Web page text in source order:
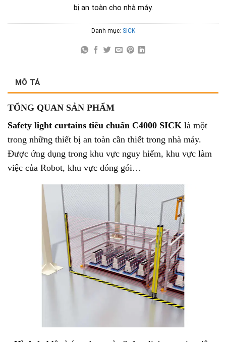
bị an toàn cho nhà máy.
Danh mục: SICK
MÔ TẢ
TỔNG QUAN SẢN PHẨM
Safety light curtains tiêu chuẩn C4000 SICK là một
trong những thiết bị an toàn cần thiết trong nhà máy.
Được ứng dụng trong khu vực nguy hiểm, khu vực làm
việc của Robot, khu vực đóng gói…